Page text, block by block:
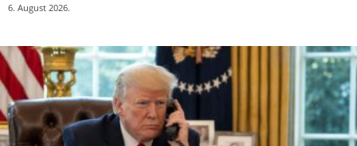
6. August 2026.